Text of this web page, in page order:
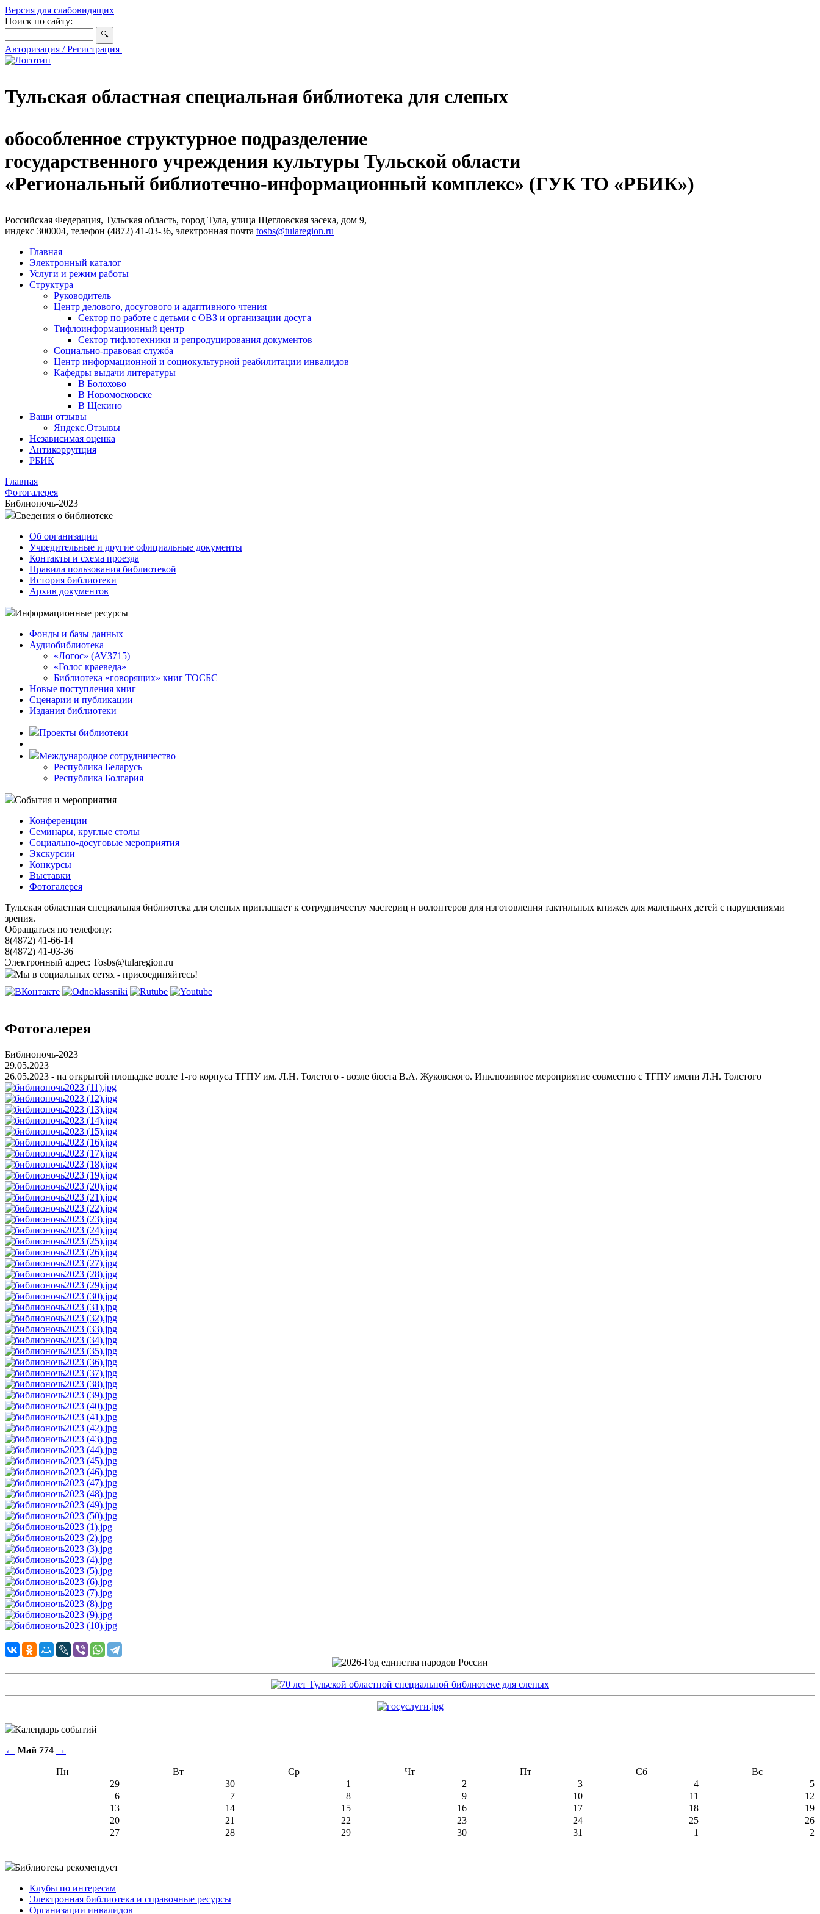
Версия для слабовидящих
Поиск по сайту:
Авторизация / Регистрация
Тульская областная специальная библиотека для слепых
обособленное структурное подразделение
государственного учреждения культуры Тульской области
«Региональный библиотечно-информационный комплекс» (ГУК ТО «РБИК»)
Российская Федерация, Тульская область, город Тула, улица Щегловская засека, дом 9,
индекс 300004, телефон (4872) 41-03-36, электронная почта tosbs@tularegion.ru
Главная
Электронный каталог
Услуги и режим работы
Структура
Руководитель
Центр делового, досугового и адаптивного чтения
Сектор по работе с детьми с ОВЗ и организации досуга
Тифлоинформационный центр
Сектор тифлотехники и репродуцирования документов
Социально-правовая служба
Центр информационной и социокультурной реабилитации инвалидов
Кафедры выдачи литературы
В Болохово
В Новомосковске
В Щекино
Ваши отзывы
Яндекс.Отзывы
Независимая оценка
Антикоррупция
РБИК
Главная
Фотогалерея
Библионочь-2023
Сведения о библиотеке
Об организации
Учредительные и другие официальные документы
Контакты и схема проезда
Правила пользования библиотекой
История библиотеки
Архив документов
Информационные ресурсы
Фонды и базы данных
Аудиобиблиотека
«Логос» (AV3715)
«Голос краеведа»
Библиотека «говорящих» книг ТОСБС
Новые поступления книг
Сценарии и публикации
Издания библиотеки
Проекты библиотеки
Международное сотрудничество
Республика Беларусь
Республика Болгария
События и мероприятия
Конференции
Семинары, круглые столы
Социально-досуговые мероприятия
Экскурсии
Конкурсы
Выставки
Фотогалерея
Тульская областная специальная библиотека для слепых приглашает к сотрудничеству мастериц и волонтеров для изготовления тактильных книжек для маленьких детей с нарушениями
зрения.
Обращаться по телефону:
8(4872) 41-66-14
8(4872) 41-03-36
Электронный адрес: Tosbs@tularegion.ru
Мы в социальных сетях - присоединяйтесь!
Фотогалерея
Библионочь-2023
29.05.2023
26.05.2023 - на открытой площадке возле 1-го корпуса ТГПУ им. Л.Н. Толстого - возле бюста В.А. Жуковского. Инклюзивное мероприятие совместно с ТГПУ имени Л.Н. Толстого
Календарь событий
← Май 774 →
Пн Вт Ср Чт Пт Сб
Вс
29
30 1 2 3 4
5
6
7 8 9 10 11
12
13
14 15 16 17 18
19
20
21 22 23 24 25
26
27
28 29 30 31 1 2
Библиотека рекомендует
Клубы по интересам
Электронная библиотека и справочные ресурсы
Организации инвалидов